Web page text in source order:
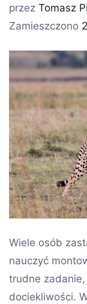
przez Tomasz
Zamieszczono
Wiele osób
nauczyć
trudne
dociekliwości.